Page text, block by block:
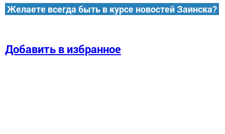
Желаете всегда быть в курсе новостей Заинска?
Добавить в избранное